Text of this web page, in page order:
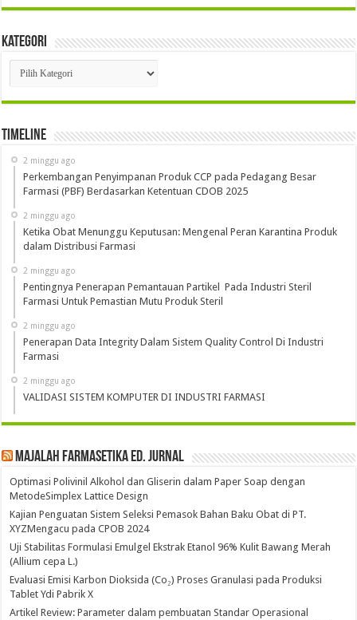
Kategori
Kategori
Timeline
2 minggu ago
Perkembangan Penyimpanan Produk CCP pada Pedagang Besar
Farmasi (PBF) Berdasarkan Ketentuan CDOB 2025
2 minggu ago
Ketika Obat Menunggu Keputusan: Mengenal Peran Karantina Produk
dalam Distribusi Farmasi
2 minggu ago
Pentingnya Penerapan Pemantauan Partikel Pada Industri Steril
Farmasi Untuk Pemastian Mutu Produk Steril
2 minggu ago
Penerapan Data Integrity Dalam Sistem Quality Control Di Industri
Farmasi
2 minggu ago
VALIDASI SISTEM KOMPUTER DI INDUSTRI FARMASI
Majalah Farmasetika Ed. Jurnal
Optimasi Polivinil Alkohol dan Gliserin dalam Paper Soap dengan
MetodeSimplex Lattice Design
Kajian Penguatan Sistem Seleksi Pemasok Bahan Baku Obat di PT.
XYZMengacu pada CPOB 2024
Uji Stabilitas Formulasi Emulgel Ekstrak Etanol 96% Kulit Bawang Merah
(Allium cepa L.)
Evaluasi Emisi Karbon Dioksida (Co₂) Proses Granulasi pada Produksi
Tablet Ydi Pabrik X
Artikel Review: Parameter dalam pembuatan Standar Operasional